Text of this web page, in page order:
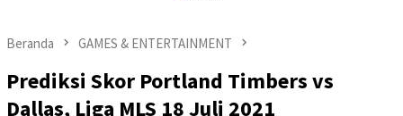
Beranda GAMES & ENTERTAINMENT
Prediksi Skor Portland Timbers vs
Dallas, Liga MLS 18 Juli 2021